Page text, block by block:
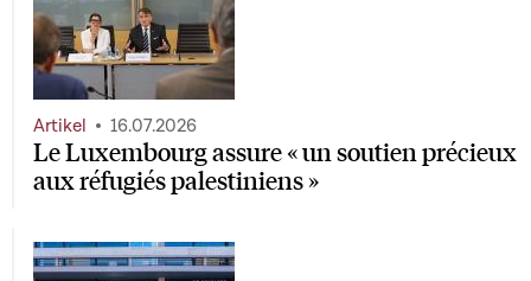
Le Luxembourg assure « un soutien précieux
aux réfugiés palestiniens »
Artikel 16.07.2026